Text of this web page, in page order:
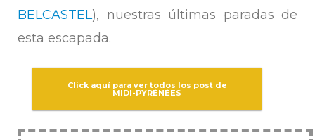
BELCASTEL), nuestras últimas paradas de
esta escapada.
Click aquí para ver todos los post de
MIDI-PYRÉNÉES